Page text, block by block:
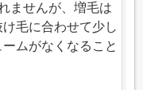
ませんが、増毛は
け毛に合わせて少し
ムがなくなること